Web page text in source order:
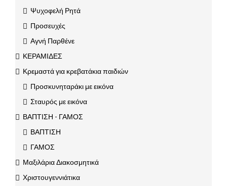
Ψυχοφελή Ρητά
Προσευχές
Αγνή Παρθένε
ΚΕΡΑΜΙΔΕΣ
Κρεμαστά για κρεβατάκια παιδιών
Προσκυνηταράκι με εικόνα
Σταυρός με εικόνα
ΒΑΠΤΙΣΗ - ΓΑΜΟΣ
ΒΑΠΤΙΣΗ
ΓΑΜΟΣ
Μαξιλάρια Διακοσμητικά
Χριστουγεννιάτικα